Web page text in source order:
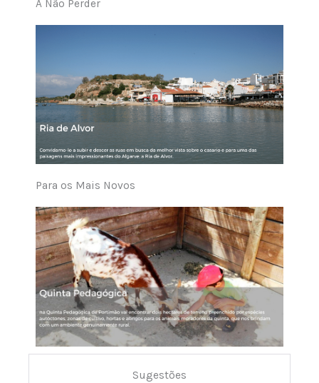
A Não Perder
Para os Mais Novos
Sugestões